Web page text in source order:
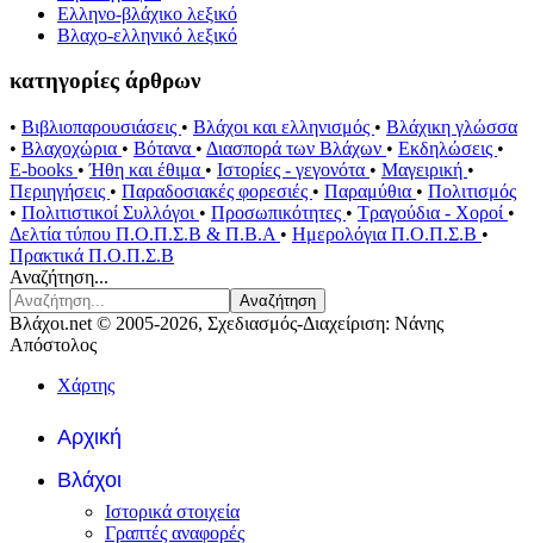
Ελληνο-βλάχικο λεξικό
Βλαχο-ελληνικό λεξικό
κατηγορίες άρθρων
• Βιβλιοπαρουσιάσεις • Βλάχοι και ελληνισμός • Βλάχικη γλώσσα
• Βλαχοχώρια • Βότανα • Διασπορά των Βλάχων • Εκδηλώσεις •
E-books •Ήθη και έθιμα • Ιστορίες - γεγονότα • Μαγειρική •
Περιηγήσεις • Παραδοσιακές φορεσιές • Παραμύθια • Πολιτισμός
• Πολιτιστικοί Συλλόγοι • Προσωπικότητες • Τραγούδια - Χοροί •
Δελτία τύπου Π.Ο.Π.Σ.Β & Π.Β.Α • Ημερολόγια Π.Ο.Π.Σ.Β •
Πρακτικά Π.Ο.Π.Σ.Β
Αναζήτηση...
Αναζήτηση
Βλάχοι.net © 2005-2026, Σχεδιασμός-Διαχείριση: Νάνης
Απόστολος
Χάρτης
Αρχική
Βλάχοι
Ιστορικά στοιχεία
Γραπτές αναφορές